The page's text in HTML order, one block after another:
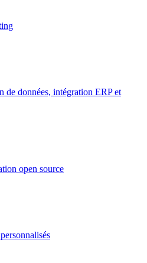
de données, intégration ERP et
open source